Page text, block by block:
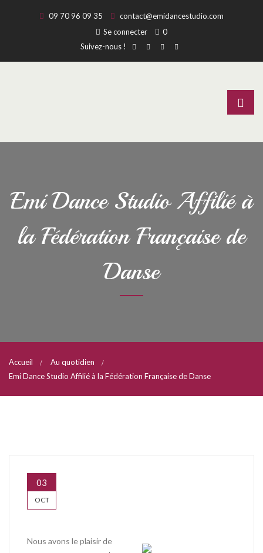
09 70 96 09 35
contact@emidancestudio.com
Se connecter
0
Suivez-nous !
Emi Dance Studio Affilié à
la Fédération Française de
Danse
Accueil
Au quotidien
Emi Dance Studio Affilié à la Fédération Française de Danse
03
OCT
Nous avons le plaisir de